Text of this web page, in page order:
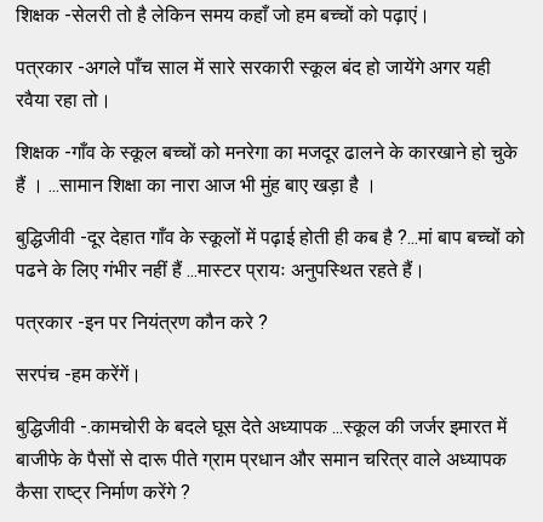
शिक्षक -सेलरी तो है लेकिन समय कहाँ जो हम बच्चों को पढ़ाएं।
पत्रकार -अगले पाँच साल में सारे सरकारी स्कूल बंद हो जायेंगे अगर यही
रवैया रहा तो।
शिक्षक -गाँव के स्कूल बच्चों को मनरेगा का मजदूर ढालने के कारखाने हो चुके
हैं । ...सामान शिक्षा का नारा आज भी मुंह बाए खड़ा है ।
बुद्धिजीवी -दूर देहात गाँव के स्कूलों में पढ़ाई होती ही कब है ?...मां बाप बच्चों को
पढने के लिए गंभीर नहीं हैं ...मास्टर प्रायः अनुपस्थित रहते हैं।
पत्रकार -इन पर नियंत्रण कौन करे ?
सरपंच -हम करेंगें।
बुद्धिजीवी -.कामचोरी के बदले घूस देते अध्यापक ...स्कूल की जर्जर इमारत में
बाजीफे के पैसों से दारू पीते ग्राम प्रधान और समान चरित्र वाले अध्यापक
कैसा राष्ट्र निर्माण करेंगे ?